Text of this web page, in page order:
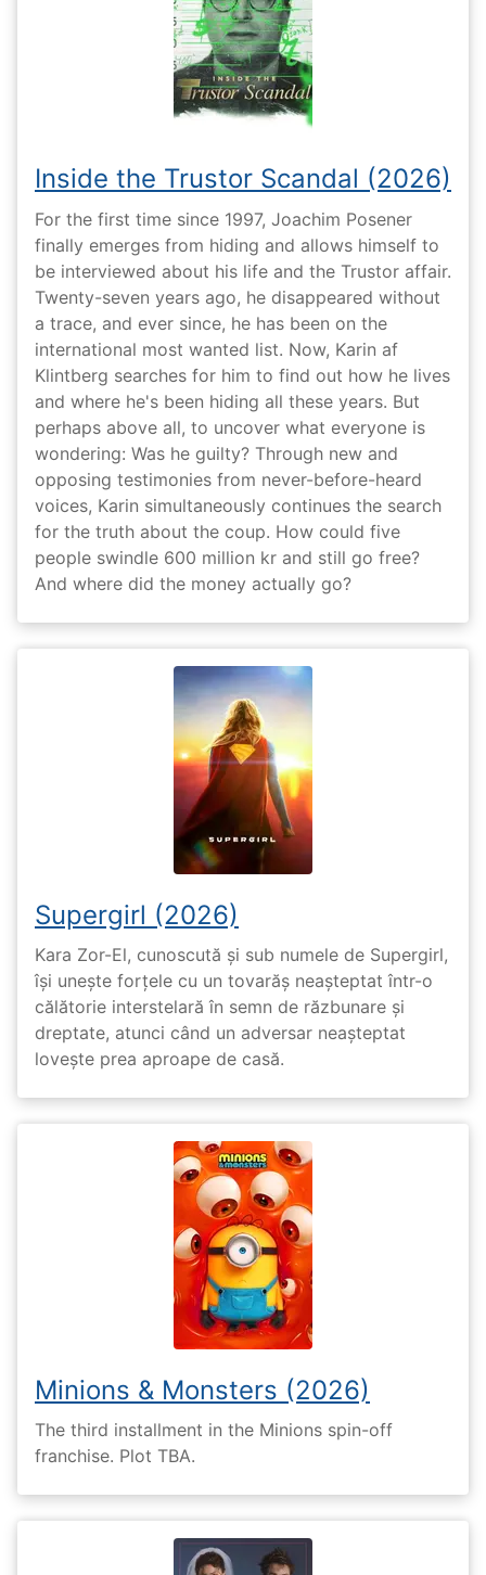
Inside the Trustor Scandal (2026)
For the first time since 1997, Joachim Posener
finally emerges from hiding and allows himself to
be interviewed about his life and the Trustor affair.
Twenty-seven years ago, he disappeared without
a trace, and ever since, he has been on the
international most wanted list. Now, Karin af
Klintberg searches for him to find out how he lives
and where he's been hiding all these years. But
perhaps above all, to uncover what everyone is
wondering: Was he guilty? Through new and
opposing testimonies from never-before-heard
voices, Karin simultaneously continues the search
for the truth about the coup. How could five
people swindle 600 million kr and still go free?
And where did the money actually go?
Supergirl (2026)
Kara Zor-El, cunoscută și sub numele de Supergirl,
își unește forțele cu un tovarăș neașteptat într-o
călătorie interstelară în semn de răzbunare și
dreptate, atunci când un adversar neașteptat
lovește prea aproape de casă.
Minions & Monsters (2026)
The third installment in the Minions spin-off
franchise. Plot TBA.